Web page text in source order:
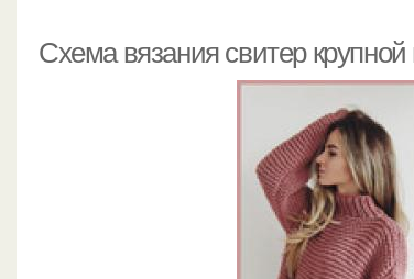
Схема вязания свитер